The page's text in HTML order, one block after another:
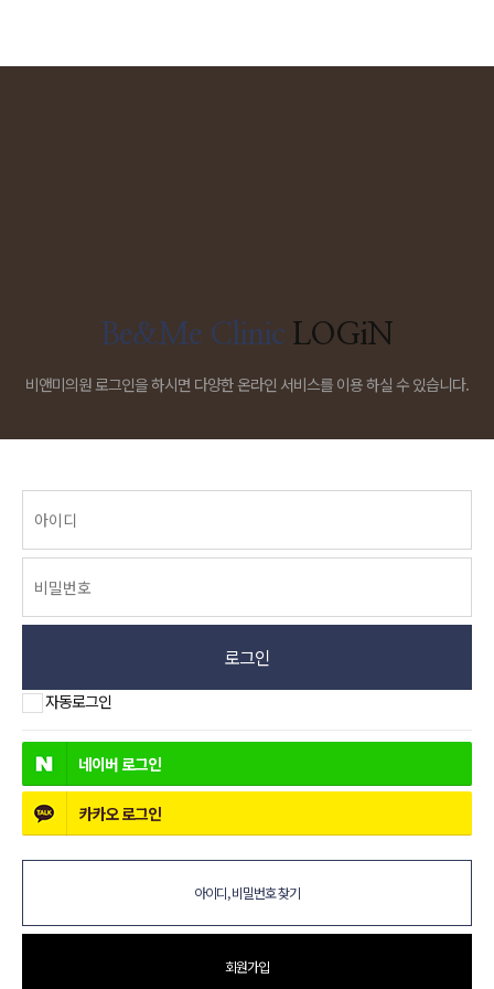
Be&Me Clinic LOGiN
비앤미의원 로그인을 하시면 다양한 온라인 서비스를 이용 하실 수 있습니다.
로그인
자동로그인
네이버 로그인
카카오로그인
아이디, 비밀번호 찾기
회원가입